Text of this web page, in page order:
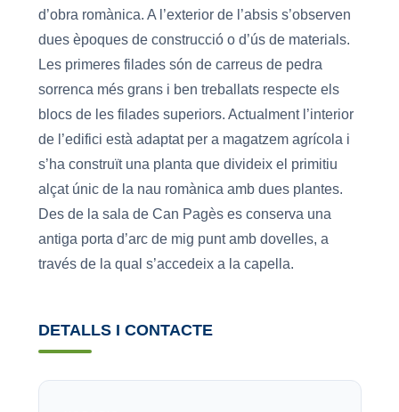
d’obra romànica. A l’exterior de l’absis s’observen
dues èpoques de construcció o d’ús de materials.
Les primeres filades són de carreus de pedra
sorrenca més grans i ben treballats respecte els
blocs de les filades superiors. Actualment l’interior
de l’edifici està adaptat per a magatzem agrícola i
s’ha construït una planta que divideix el primitiu
alçat únic de la nau romànica amb dues plantes.
Des de la sala de Can Pagès es conserva una
antiga porta d’arc de mig punt amb dovelles, a
través de la qual s’accedeix a la capella.
DETALLS I CONTACTE